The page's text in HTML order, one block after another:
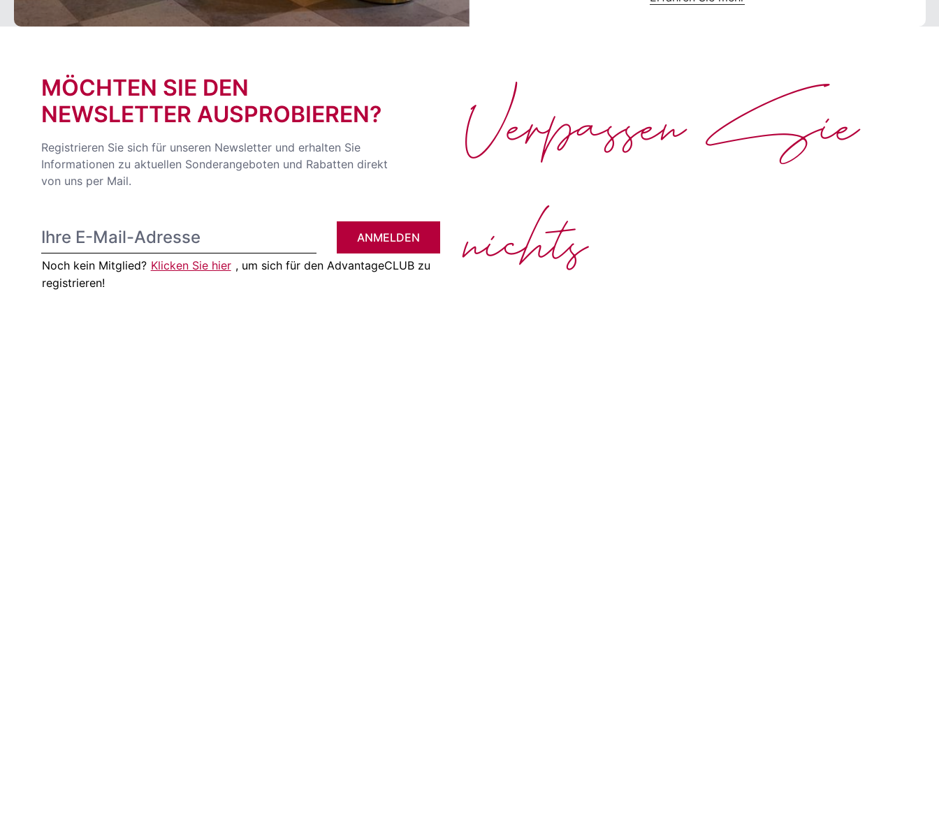
MÖCHTEN SIE DEN
NEWSLETTER AUSPROBIEREN?
Registrieren Sie sich für unseren Newsletter und erhalten Sie
Informationen zu aktuellen Sonderangeboten und Rabatten direkt
von uns per Mail.
ANMELDEN
Noch kein Mitglied? Klicken Sie hier , um sich für den AdvantageCLUB zu
registrieren!
Verpassen Sie
nichts